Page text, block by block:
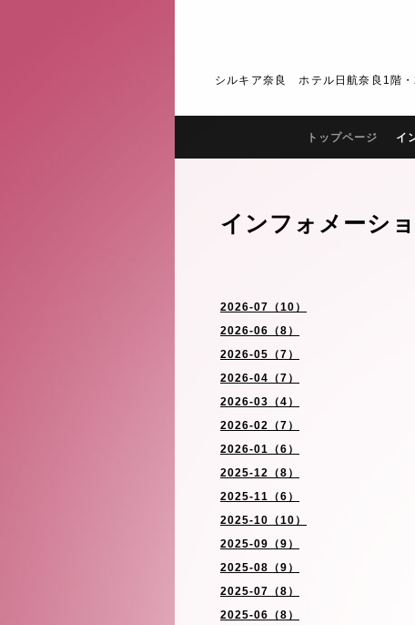
シルキア奈良 ホテル日航奈良1階
トップページ イ
2026-07（10）
2026-06（8）
2026-05（7）
2026-04（7）
2026-03（4）
2026-02（7）
2026-01（6）
2025-12（8）
2025-11（6）
2025-10（10）
2025-09（9）
2025-08（9）
2025-07（8）
2025-06（8）
インフォメーシ